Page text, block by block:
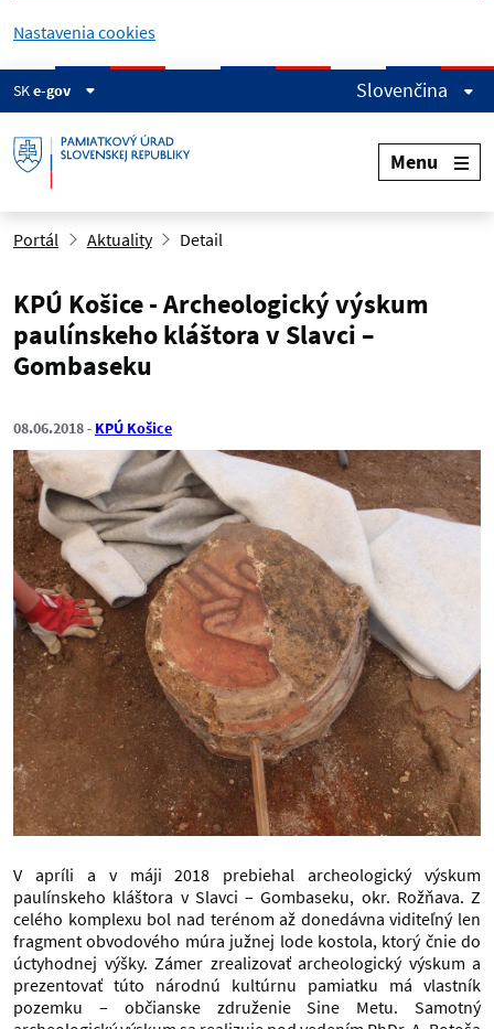
Nastavenia cookies
SKe-gov Slovenčina
Menu
Portál Aktuality Detail
KPÚ Košice - Archeologický výskum
paulínskeho kláštora v Slavci –
Gombaseku
08.06.2018 KPÚ Košice
V apríli a v máji 2018 prebiehal archeologický výskum
paulínskeho kláštora v Slavci – Gombaseku, okr. Rožňava. Z
celého komplexu bol nad terénom až donedávna viditeľný len
fragment obvodového múra južnej lode kostola, ktorý čnie do
úctyhodnej výšky. Zámer zrealizovať archeologický výskum a
prezentovať túto národnú kultúrnu pamiatku má vlastník
pozemku – občianske združenie Sine Metu. Samotný